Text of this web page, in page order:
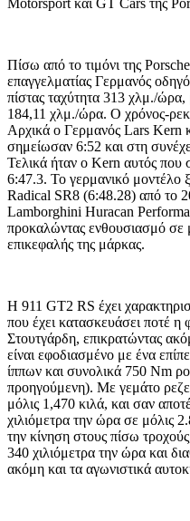
Πίσω από το τιμόνι της
επαγγελματίας Γερμανός
πίστας ταχύτητα 313 χλμ./ώρα,
184,11 χλμ./ώρα. Ο χρόνος-
Αρχικά ο Γερμανός Lars Kern
σημείωσαν 6:52 και στη
Τελικά ήταν ο Kern αυτός που
6:47.3. Το γερμανικό μοντέλο
Radical SR8 (6:48.28) από το
Lamborghini Huracan
προκαλώντας ενθουσιασμό σε
επικεφαλής της μάρκας.
Η 911 GT2 RS έχει
που έχει κατασκευάσει ποτέ
Στουτγάρδη, επικρατώντας
είναι εφοδιασμένο με ένα
ίππων και συνολικά 750 Nm
προηγούμενη). Με γεμάτο
μόλις 1,470 κιλά, και σαν
χιλιόμετρα την ώρα σε μόλις
την κίνηση στους πίσω
340 χιλιόμετρα την ώρα και
ακόμη και τα αγωνιστικά